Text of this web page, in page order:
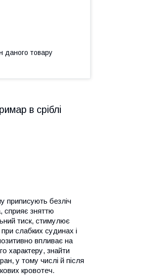
даного товару
в сріблі
приписують безліч
сприяє зняттю
тиск, стимулює
слабких судинах і
впливає на
характеру, знайти
у тому числі й після
кровотеч.